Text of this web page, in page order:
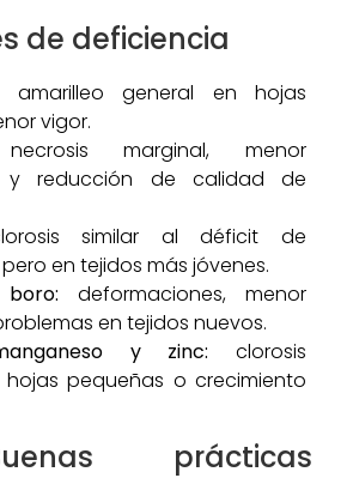
de deficiencia
amarilleo general en hojas
vigor.
marginal, menor
y reducción de calidad de
similar al déficit de
en tejidos más jóvenes.
deformaciones, menor
en tejidos nuevos.
y zinc: clorosis
hojas pequeñas o crecimiento
prácticas